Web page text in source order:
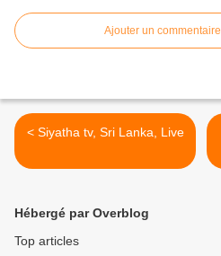
Ajouter un commentaire
< Siyatha tv, Sri Lanka, Live
Hébergé par Overblog
Top articles